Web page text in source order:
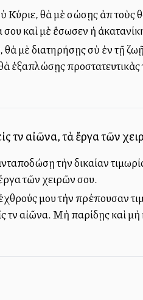
Κύριε, θὰ μὲ σώσῃς ἀπὸ
καὶ μὲ ἔσωσεν ἡ
διατηρήσῃς σὺ ἐν τῇ
ἐξαπλώσῃς
τὸν αἰῶνα, τὰ ἔργα τῶν
τὴν δικαίαν
τῶν χειρῶν σου.
μου τὴν πρέπουσαν
τὸν αἰῶνα. Μὴ παρίδῃς